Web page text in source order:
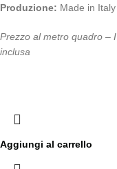
Produzione: Made in Italy
Prezzo al metro quadro –
inclusa
Aggiungi al carrello